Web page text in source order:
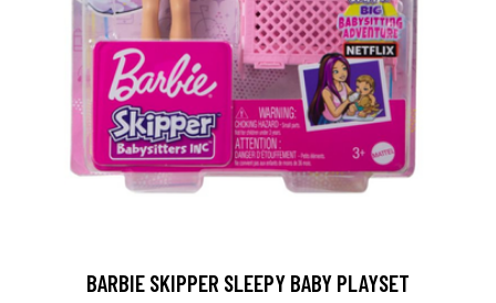
BARBIE SKIPPER SLEEPY BABY PLAYSET